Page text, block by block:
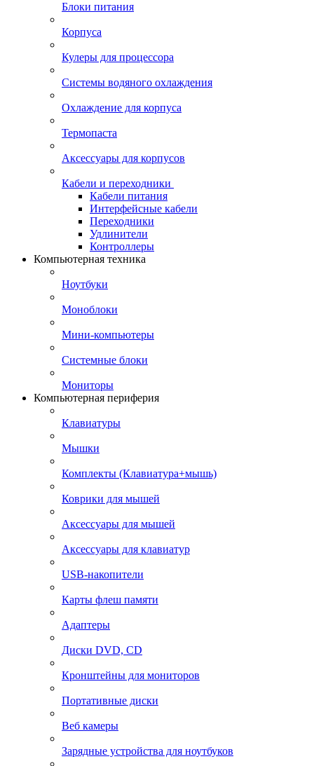
Блоки питания
Корпуса
Кулеры для процессора
Системы водяного охлаждения
Охлаждение для корпуса
Термопаста
Аксессуары для корпусов
Кабели и переходники
Кабели питания
Интерфейсные кабели
Переходники
Удлинители
Контроллеры
Компьютерная техника
Ноутбуки
Моноблоки
Мини-компьютеры
Системные блоки
Мониторы
Компьютерная периферия
Клавиатуры
Мышки
Комплекты (Клавиатура+мышь)
Коврики для мышей
Аксессуары для мышей
Аксессуары для клавиатур
USB-накопители
Карты флеш памяти
Адаптеры
Диски DVD, CD
Кронштейны для мониторов
Портативные диски
Веб камеры
Зарядные устройства для ноутбуков